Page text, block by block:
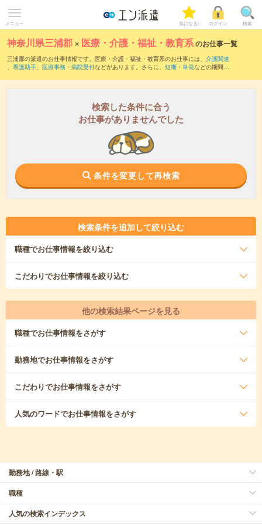
メニュー 気になる! ログイン 検索
神奈川県三浦郡 × 医療・介護・福祉・教育系のお仕事一覧
三浦郡の派遣のお仕事情報です。医療・介護・福祉・教育系のお仕事には、 介護関連
、 看護助手、 医療事務・病院受付などがあります。さらに、 短期 ・ 単発などの期間
検索した条件に合う
お仕事がありませんでした
条件を変更して再検索
検索条件を追加して絞り込む
職種でお仕事情報を絞り込む
こだわりでお仕事情報を絞り込む
他の検索結果ページを見る
職種でお仕事情報をさがす
勤務地でお仕事情報をさがす
こだわりでお仕事情報をさがす
人気のワードでお仕事情報をさがす
勤務地 / 路線・駅
職種
人気の検索インデックス